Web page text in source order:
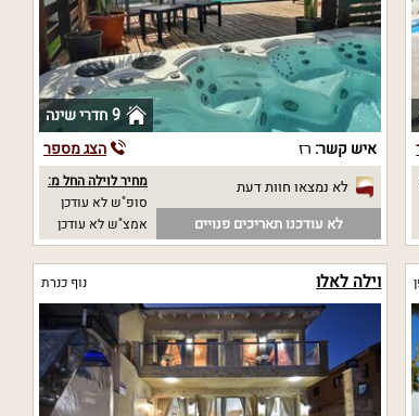
9 חדרי שינה
איש קשר: רז הצג מספר
לא נמצאו חוות דעת
לא עודכנו תאריכים פנויים
מחיר לוילה החל מ:
סופ"ש לא עודכן
אמצ"ש לא עודכן
וילה לאלו נוף כנרת